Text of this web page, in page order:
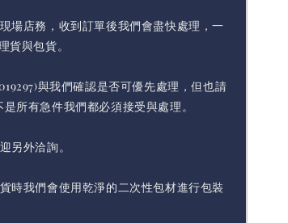
場店務，收到訂單後我們會盡快處理，一
貨與包貨。
與我們確認是否可優先處理，但也請
所有急件我們都必須接受與處理。
另外洽詢。
時我們會使用乾淨的二次性包材進行包裝